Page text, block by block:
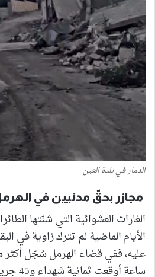
الدمار في بلدة العين
مجازر بحقّ مدنيين في
الغارات العشوائية التي شنّتها
الأيام الماضية لم تترك زاوية في
ساعة أوقعت ثمانية شهداء و45 جريحاً.